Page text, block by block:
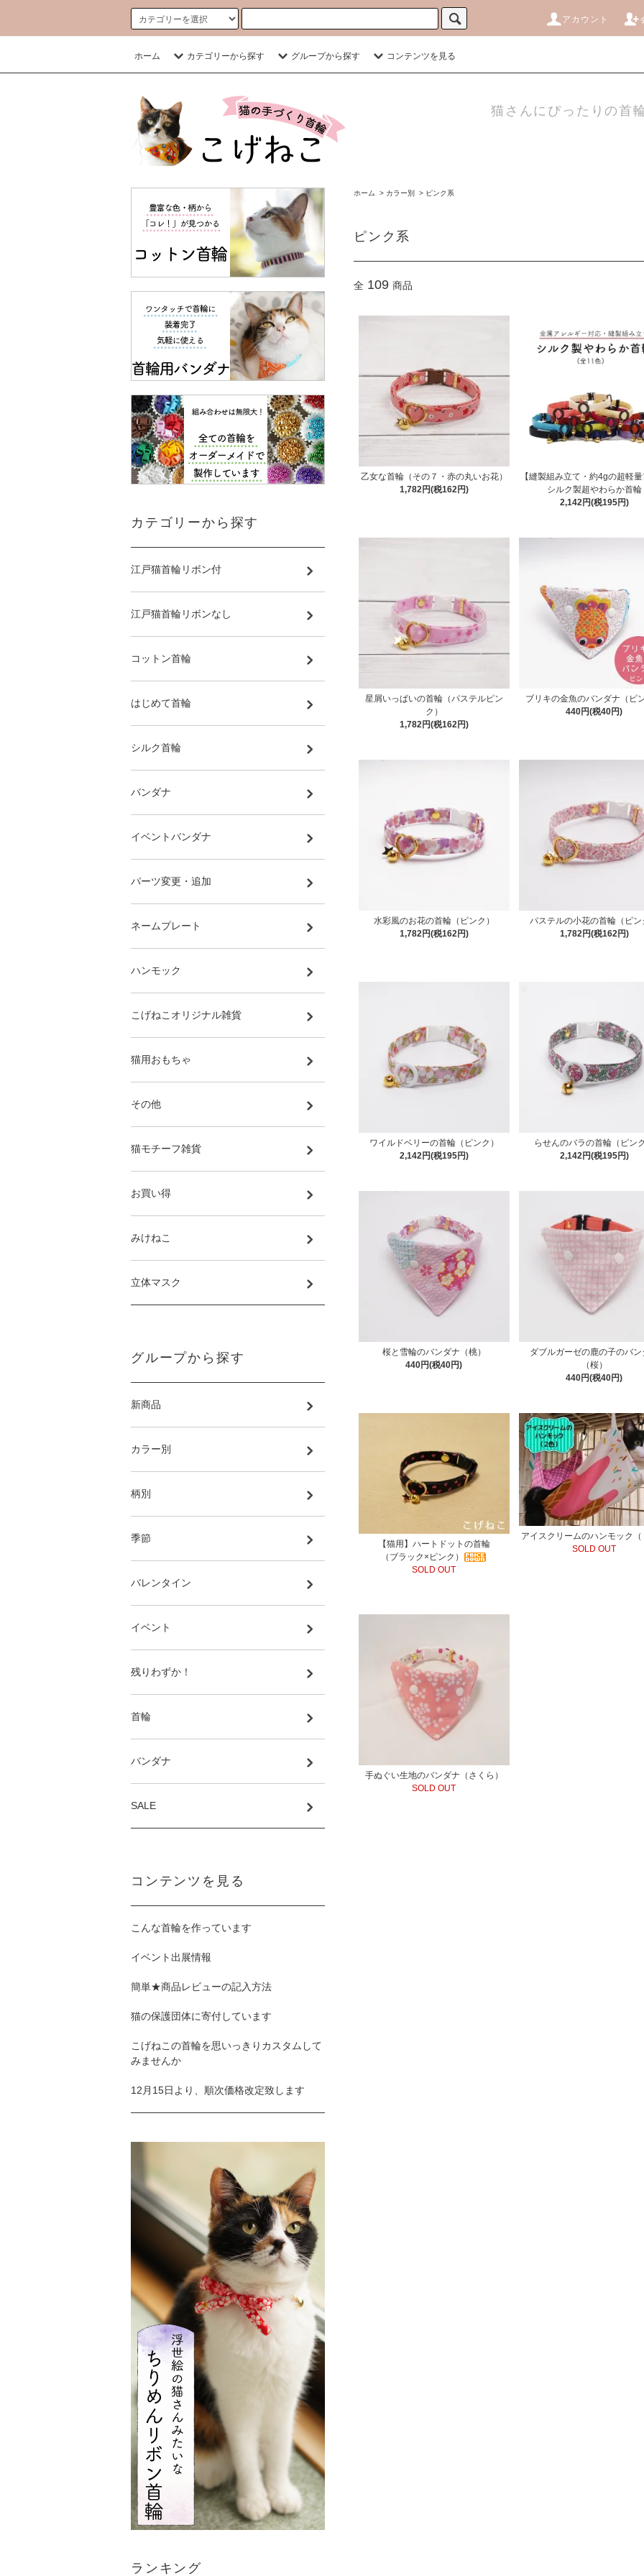
アカウント
ホーム カテゴリーから探す グループから探す コンテンツを見る
猫さんにぴったりの首
ホーム > カラー別 > ピンク系
ピンク系
全 109 商品
乙女な首輪（その７・赤の丸いお花）
1,782円(税162円)
【縫製組み立て・約4gの超軽量
シルク製超やわらか首輪
2,142円(税195円)
星屑いっぱいの首輪（パステルピン
ク）
1,782円(税162円)
ブリキの金魚のバンダナ（ピン
440円(税40円)
水彩風のお花の首輪（ピンク）
1,782円(税162円)
パステルの小花の首輪（ピン
1,782円(税162円)
ワイルドベリーの首輪（ピンク）
2,142円(税195円)
らせんのバラの首輪（ピンク
2,142円(税195円)
桜と雪輪のバンダナ（桃）
440円(税40円)
ダブルガーゼの鹿の子のバン
（桜）
440円(税40円)
【猫用】ハートドットの首輪
（ブラック×ピンク）
SOLD OUT
アイスクリームのハンモック（
SOLD OUT
手ぬぐい生地のバンダナ（さくら）
SOLD OUT
カテゴリーから探す
江戸猫首輪リボン付
江戸猫首輪リボンなし
コットン首輪
はじめて首輪
シルク首輪
バンダナ
イベントバンダナ
パーツ変更・追加
ネームプレート
ハンモック
こげねこオリジナル雑貨
猫用おもちゃ
その他
猫モチーフ雑貨
お買い得
みけねこ
立体マスク
グループから探す
新商品
カラー別
柄別
季節
バレンタイン
イベント
残りわずか！
首輪
バンダナ
SALE
コンテンツを見る
こんな首輪を作っています
イベント出展情報
簡単★商品レビューの記入方法
猫の保護団体に寄付しています
こげねこの首輪を思いっきりカスタムして
みませんか
12月15日より、順次価格改定致します
ランキング